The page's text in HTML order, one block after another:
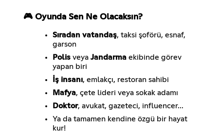
🎮 Oyunda Sen Ne Olacaksın?
Sıradan vatandaş, taksi şoförü, esnaf,
garson
Polis veya Jandarma ekibinde görev
yapan biri
İş insanı, emlakçı, restoran sahibi
Mafya, çete lideri veya sokak adamı
Doktor, avukat, gazeteci, influencer...
Ya da tamamen kendine özgü bir hayat
kur!